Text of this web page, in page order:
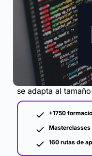
La metodología y
se adapta al
+1750
Masterclasses
160 rutas de